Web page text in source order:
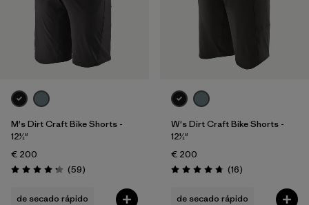
M's Dirt Craft Bike Shorts -
12½"
€ 200
Puntuación: 4.3 / 5
(59Reseñas
)
de secado rápido
W's Dirt Craft Bike Shorts -
12½"
€ 200
Puntuación: 4.8 / 5
(16Reseñas
)
de secado rápido